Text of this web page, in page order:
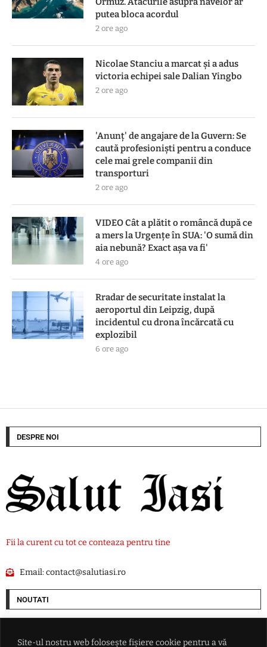
Site-ul nostru web folosește fișiere cookie pentru a vă
putea bloca acordul
2 ore ago
Nicolae Stanciu a marcat și a adus
victoria echipei sale Dalian Yingbo
2 ore ago
'Anunț' de angajare de la Guvern: Se
caută profesioniști pentru a conduce
cele mai grele companii din
transporturi
2 ore ago
VIDEO Cât a plătit o româncă după ce
a mers la Urgențe în SUA: 'O sumă din
aia nebună? Exact așa va fi'
4 ore ago
Rradar de securitate instalat la
aeroportul din Leipzig, după
incidentul cu drona încărcată cu
explozibil
6 ore ago
DESPRE NOI
Fii la curent cu tot ce conteaza pentru tine
Email:contact@salutiasi.ro
NOUTATI
Ormuz. Atacurile asupra navelor ar putea bloca acordul